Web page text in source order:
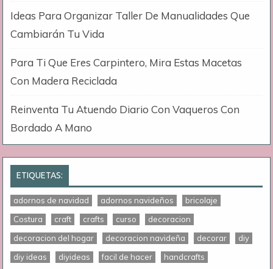
Ideas Para Organizar Taller De Manualidades Que
Cambiarán Tu Vida
Para Ti Que Eres Carpintero, Mira Estas Macetas
Con Madera Reciclada
Reinventa Tu Atuendo Diario Con Vaqueros Con
Bordado A Mano
ETIQUETAS:
adornos de navidad adornos navideños
bricolaje
Costura
craft crafts curso
decoracion
decoracion del hogar
decoracion navideña decorar
diy
diy ideas
diyideas facil de hacer
handcrafts